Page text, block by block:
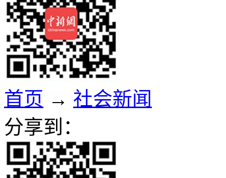
首页 → 社会新闻
分享到：